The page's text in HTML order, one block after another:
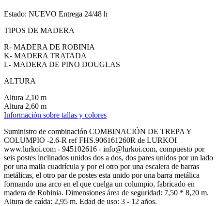
Estado: NUEVO Entrega 24/48 h
TIPOS DE MADERA
R- MADERA DE ROBINIA
K- MADERA TRATADA
L- MADERA DE PINO DOUGLAS
ALTURA
Altura 2,10 m
Altura 2,60 m
Información sobre tallas y colores
Suministro de combinación COMBINACIÓN DE TREPA Y
COLUMPIO -2.6-R ref FHS.906161260R de LURKOI
www.lurkoi.com - 945102616 - info@lurkoi.com, compuesto por
seis postes inclinados unidos dos a dos, dos pares unidos por un lado
por una malla cuadrícula y por el otro por una escalera de barras
metálicas, el otro par de postes esta unido por una barra metálica
formando una arco en el que cuelga un columpio, fabricado en
madera de Robinia. Dimensiones área de seguridad: 7,50 * 8,20 m.
Altura de caída: 2,95 m. Edad de uso: 3 - 12 años.